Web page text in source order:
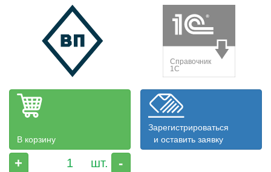
В корзину
+ -
Зарегистрироваться
и оставить заявку